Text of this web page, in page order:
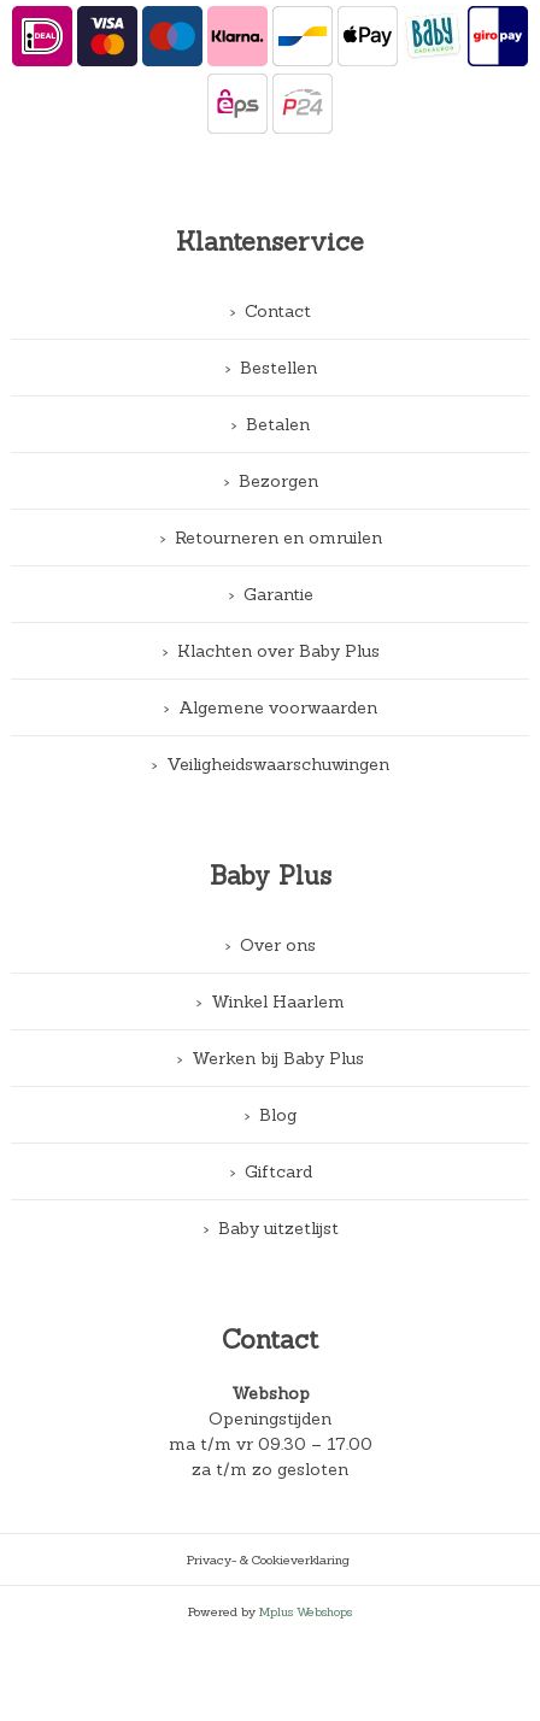
Klantenservice
Contact
Bestellen
Betalen
Bezorgen
Retourneren en omruilen
Garantie
Klachten over Baby Plus
Algemene voorwaarden
Veiligheidswaarschuwingen
Baby Plus
Over ons
Winkel Haarlem
Werken bij Baby Plus
Blog
Giftcard
Baby uitzetlijst
Contact
Webshop
Openingstijden
ma t/m vr 09.30 – 17.00
za t/m zo gesloten
Privacy- & Cookieverklaring
Powered by Mplus Webshops